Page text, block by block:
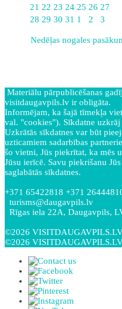
21 22 23 24 25 26 27
28 29 30 31 1 2 3
Nedēļas nogales
Materiālu pārpublicēšanas
visitdaugavpils.lv ir obligāta.
Informējam, ka šajā tīmekļa
val. "cookies"). Sīkdatne
Uzkrātās sīkdatnes var būt
uzticamiem sadarbības
šo vietni, Jūs piekrītat, ka mēs
Jūsu ierīcē. Savu piekrišanu
saglabātās sīkdatnes.
+371 65422818 +371
turisms@daugavpils.lv
Rīgas iela 22A, Daugavpils,
©2026
©2026